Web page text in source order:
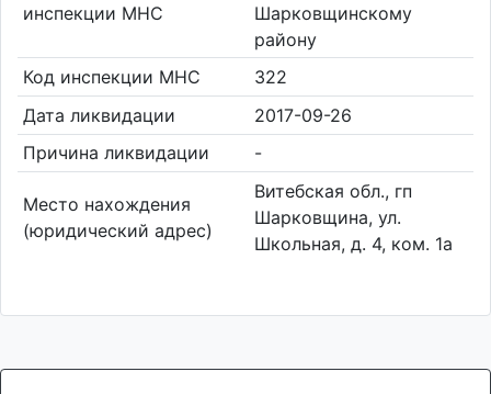
инспекции МНС
Шарковщинскому
району
Код инспекции МНС
322
Дата ликвидации
2017-09-26
Причина ликвидации
-
Место нахождения
(юридический адрес)
Витебская обл., гп
Шарковщина, ул.
Школьная, д. 4, ком. 1а